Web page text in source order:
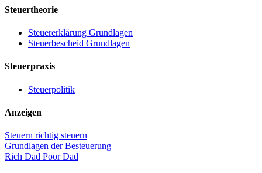
Steuertheorie
Steuererklärung Grundlagen
Steuerbescheid Grundlagen
Steuerpraxis
Steuerpolitik
Anzeigen
Steuern richtig steuern
Grundlagen der Besteuerung
Rich Dad Poor Dad